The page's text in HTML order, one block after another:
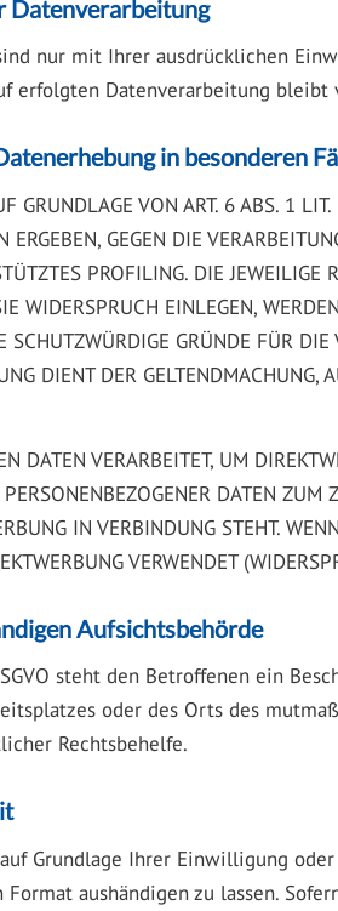
Datenverarbeitung
nur mit Ihrer ausdrücklichen
erfolgten Datenverarbeitung bleibt
in besonderen
GRUNDLAGE VON ART. 6 ABS. 1
GEGEN DIE
PROFILING. DIE
WIDERSPRUCH EINLEGEN,
GRÜNDE FÜR
DIENT DER
DATEN VERARBEITET, UM
DATEN
IN VERBINDUNG STEHT.
VERWENDET
Aufsichts­behörde
steht den Betroffenen ein
oder des Orts des
Rechtsbehelfe.
Grundlage Ihrer Einwilligung
aushändigen zu lassen.